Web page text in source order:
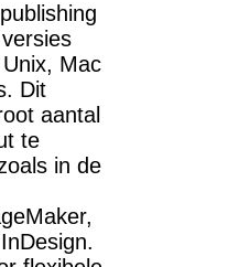
Mac
Dit
aantal
te
in de